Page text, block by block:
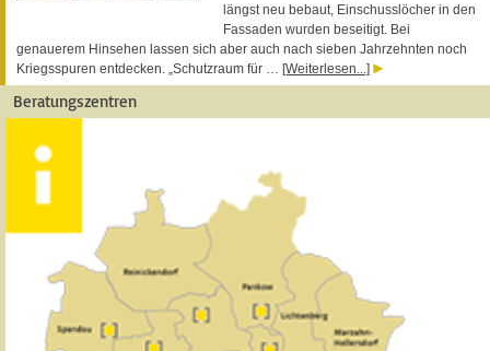
längst neu bebaut, Einschusslöcher in den
Fassaden wurden beseitigt. Bei
genauerem Hinsehen lassen sich aber auch nach sieben Jahrzehnten noch
Kriegsspuren entdecken. „Schutzraum für … [Weiterlesen...]
Beratungszentren